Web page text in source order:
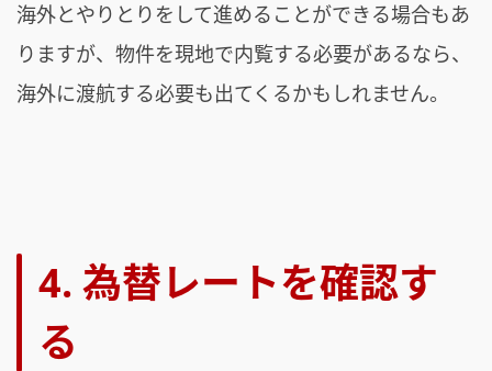
海外とやりとりをして進めることができる場合もあ
りますが、物件を現地で内覧する必要があるなら、
海外に渡航する必要も出てくるかもしれません。
4. 為替レートを確認す
る